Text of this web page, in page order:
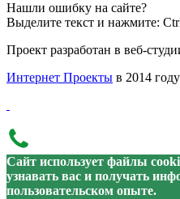
Нашли ошибку на сайте?
Выделите текст и нажмите:
Проект разработан в веб-
Интернет Проекты в 2014 году
Сайт использует файлы
узнавать вас и получать
пользовательском опыте.